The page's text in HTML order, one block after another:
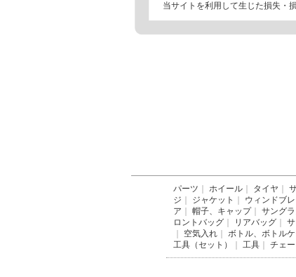
当サイトを利用して生じた損失・
パーツ ホイール タイヤ
ジ
ジャケット ウィンドブ
ア
帽子、キャップ｜ サング
ロントバッグ
リアバッグ
空気入れ ボトル、ボトル
工具（セット）
工具 チェ